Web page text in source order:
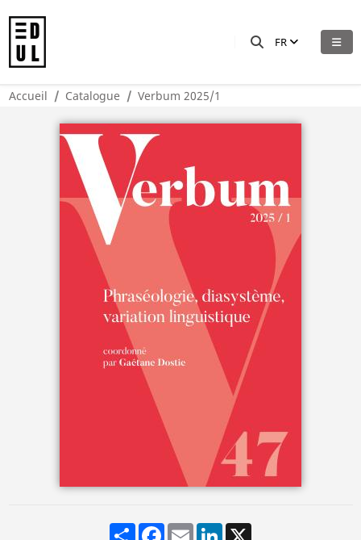
FR
Accueil Catalogue Verbum 2025/1
Share Facebook
Email LinkedIn